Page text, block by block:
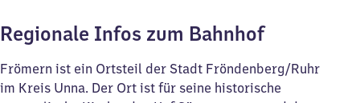
Regionale Infos zum Bahnhof
Frömern ist ein Ortsteil der Stadt Fröndenberg/Ruhr
im Kreis Unna. Der Ort ist für seine historische